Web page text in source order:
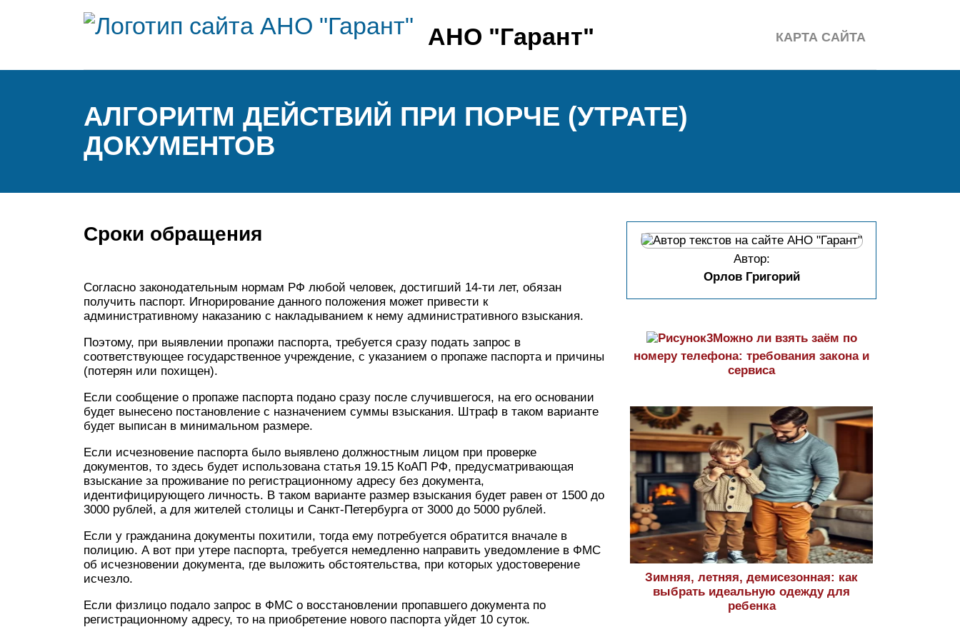
АНО "Гарант" КАРТА САЙТА
АЛГОРИТМ ДЕЙСТВИЙ ПРИ ПОРЧЕ (УТРАТЕ)
ДОКУМЕНТОВ
Сроки обращения
Согласно законодательным нормам РФ любой человек, достигший 14-ти лет, обязан
получить паспорт. Игнорирование данного положения может привести к
административному наказанию с накладыванием к нему административного взыскания.
Поэтому, при выявлении пропажи паспорта, требуется сразу подать запрос в
соответствующее государственное учреждение, с указанием о пропаже паспорта и причины
(потерян или похищен).
Если сообщение о пропаже паспорта подано сразу после случившегося, на его основании
будет вынесено постановление с назначением суммы взыскания. Штраф в таком варианте
будет выписан в минимальном размере.
Если исчезновение паспорта было выявлено должностным лицом при проверке
документов, то здесь будет использована статья 19.15 КоАП РФ, предусматривающая
взыскание за проживание по регистрационному адресу без документа,
идентифицирующего личность. В таком варианте размер взыскания будет равен от 1500 до
3000 рублей, а для жителей столицы и Санкт-Петербурга от 3000 до 5000 рублей.
Если у гражданина документы похитили, тогда ему потребуется обратится вначале в
полицию. А вот при утере паспорта, требуется немедленно направить уведомление в ФМС
об исчезновении документа, где выложить обстоятельства, при которых удостоверение
исчезло.
Если физлицо подало запрос в ФМС о восстановлении пропавшего документа по
регистрационному адресу, то на приобретение нового паспорта уйдет 10 суток.
Автор:
Орлов Григорий
Можно ли взять заём по
номеру телефона: требования закона и
сервиса
Зимняя, летняя, демисезонная: как
выбрать идеальную одежду для
ребенка